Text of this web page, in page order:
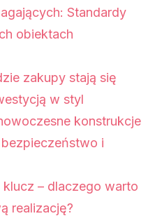
Standardy
obiektach
zakupy stają się
w styl
konstrukcje
bezpieczeństwo i
– dlaczego warto
realizację?